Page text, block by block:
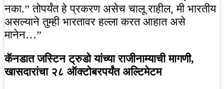
नका.” तोपर्यंत हे प्रकरण असेच चालू राहील, मी भारतीय
असल्याने तुम्ही भारतावर हल्ला करत आहात असे
मानेन…”
कॅनडात जस्टिन ट्रुडो यांच्या राजीनाम्याची मागणी,
खासदारांचा २८ ऑक्टोबरपर्यंत अल्टिमेटम